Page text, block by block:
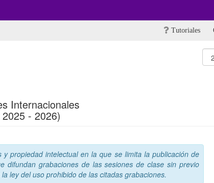
Tutoriales
Internacionales
- 2026)
propiedad intelectual en la que se limita la publicación de
difundan grabaciones de las sesiones de clase sin previo
ley del uso prohibido de las citadas grabaciones.